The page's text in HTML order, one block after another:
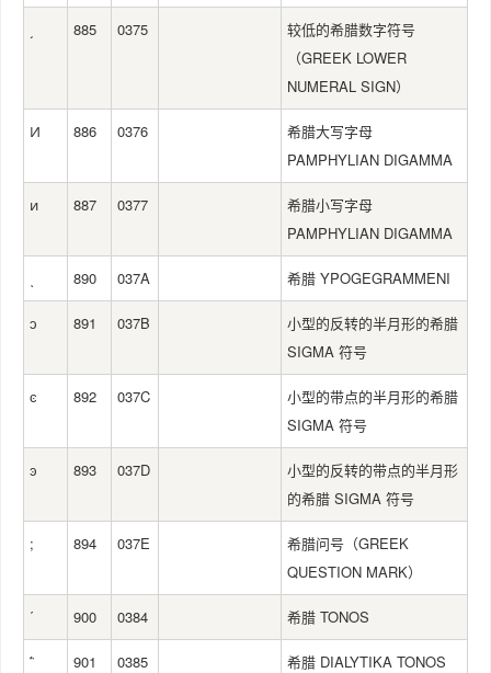
885 0375
较低的希腊数字符号
（GREEK LOWER
NUMERAL SIGN）
Ͷ 886 0376
希腊大写字母
PAMPHYLIAN DIGAMMA
ͷ 887 0377
希腊小写字母
PAMPHYLIAN DIGAMMA
890 037A 希腊 YPOGEGRAMMENI
ͻ 891 037B
小型的反转的半月形的希腊
SIGMA 符号
ͼ 892 037C
小型的带点的半月形的希腊
SIGMA 符号
ͽ 893 037D
小型的反转的带点的半月形
的希腊 SIGMA 符号
; 894 037E
希腊问号（GREEK
QUESTION MARK）
΄ 900 0384 希腊 TONOS
΅ 901 0385 希腊 DIALYTIKA TONOS